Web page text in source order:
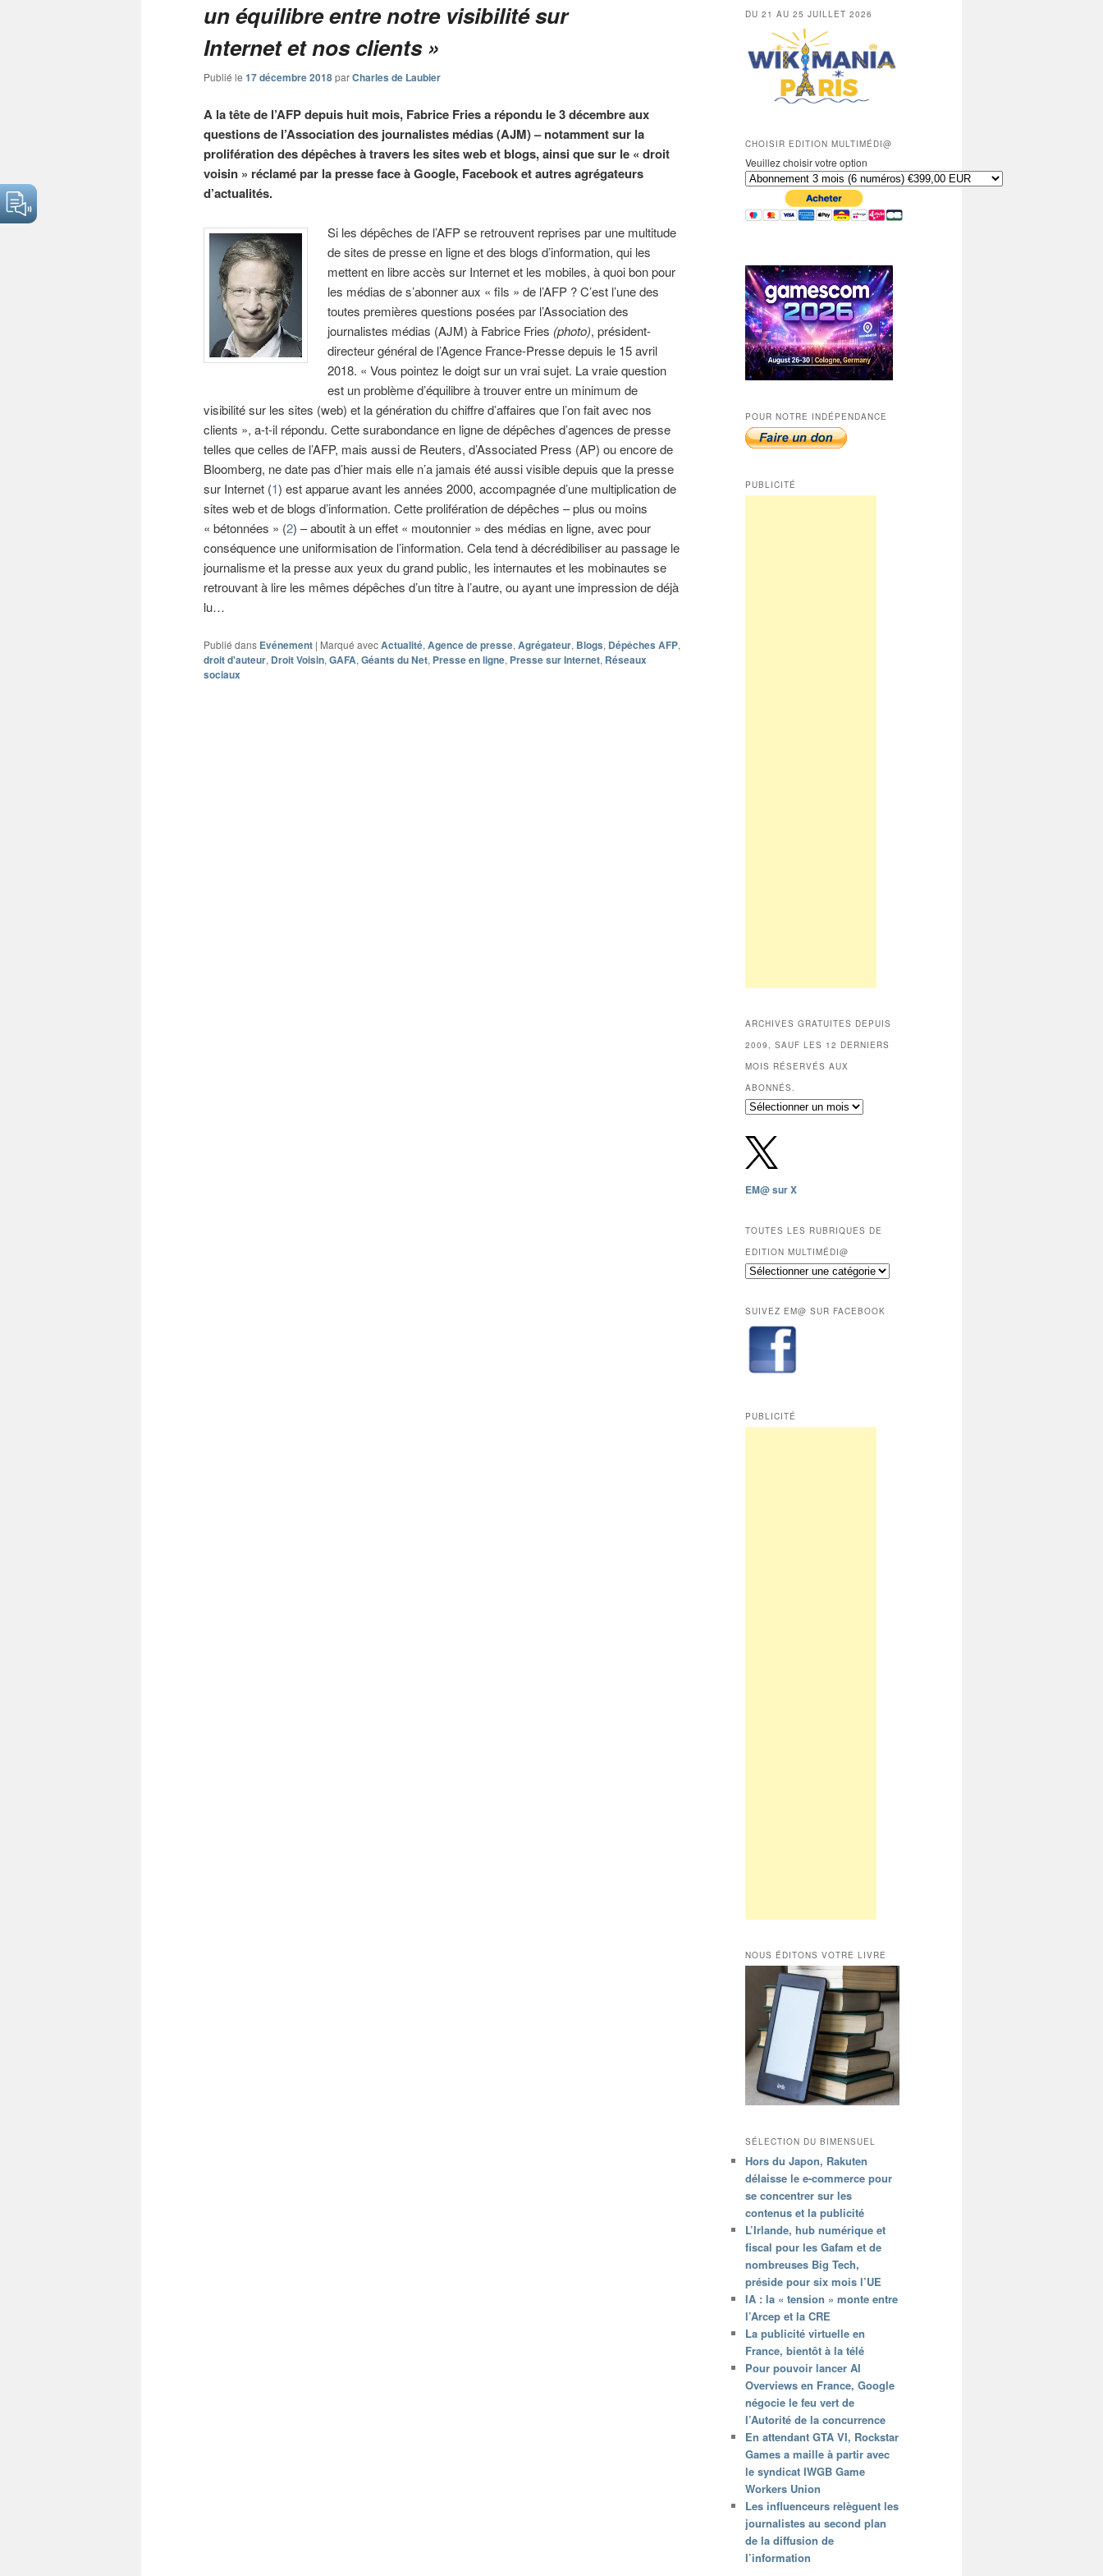
un équilibre entre notre visibilité sur
Internet et nos clients »
Publié le 17 décembre 2018parCharles de Laubier
A la tête de l’AFP depuis huit mois, Fabrice Fries a répondu le 3 décembre aux
questions de l’Association des journalistes médias (AJM) – notamment sur la
prolifération des dépêches à travers les sites web et blogs, ainsi que sur le « droit
voisin » réclamé par la presse face à Google, Facebook et autres agrégateurs
d’actualités.
Si les dépêches de l’AFP se retrouvent reprises par une multitude
de sites de presse en ligne et des blogs d’information, qui les
mettent en libre accès sur Internet et les mobiles, à quoi bon pour
les médias de s’abonner aux « fils » de l’AFP ? C’est l’une des
toutes premières questions posées par l’Association des
journalistes médias (AJM) à Fabrice Fries (photo), président-
directeur général de l’Agence France-Presse depuis le 15 avril
2018. « Vous pointez le doigt sur un vrai sujet. La vraie question
est un problème d’équilibre à trouver entre un minimum de
visibilité sur les sites (web) et la génération du chiffre d’affaires que l’on fait avec nos
clients », a-t-il répondu. Cette surabondance en ligne de dépêches d’agences de presse
telles que celles de l’AFP, mais aussi de Reuters, d’Associated Press (AP) ou encore de
Bloomberg, ne date pas d’hier mais elle n’a jamais été aussi visible depuis que la presse
sur Internet (1) est apparue avant les années 2000, accompagnée d’une multiplication de
sites web et de blogs d’information. Cette prolifération de dépêches – plus ou moins
« bétonnées » (2) – aboutit à un effet « moutonnier » des médias en ligne, avec pour
conséquence une uniformisation de l’information. Cela tend à décrédibiliser au passage le
journalisme et la presse aux yeux du grand public, les internautes et les mobinautes se
retrouvant à lire les mêmes dépêches d’un titre à l’autre, ou ayant une impression de déjà
lu…
Publié dans Evénement | Marqué avecActualité, Agence de presse, Agrégateur, Blogs, Dépêches AFP,
droit d'auteur, Droit Voisin, GAFA, Géants du Net, Presse en ligne, Presse sur Internet, Réseaux
sociaux
DU 21 AU 25 JUILLET 2026
CHOISIR EDITION MULTIMÉDI@
Veuillez choisir votre option
POUR NOTRE INDÉPENDANCE
PUBLICITÉ
ARCHIVES GRATUITES DEPUIS
2009, SAUF LES 12 DERNIERS
MOIS RÉSERVÉS AUX
ABONNÉS.
Archives
depuis
2009,
sauf
les
mois
réservés
aux
abonnés.
EM@ sur X
TOUTES LES RUBRIQUES DE
EDITION MULTIMÉDI@
Toutes
de
Edition
Multimédi@
SUIVEZ EM@ SUR FACEBOOK
PUBLICITÉ
NOUS ÉDITONS VOTRE LIVRE
SÉLECTION DU BIMENSUEL
Hors du Japon, Rakuten
délaisse le e-commerce pour
se concentrer sur les
contenus et la publicité
L’Irlande, hub numérique et
fiscal pour les Gafam et de
nombreuses Big Tech,
préside pour six mois l’UE
IA : la « tension » monte entre
l’Arcep et la CRE
La publicité virtuelle en
France, bientôt à la télé
Pour pouvoir lancer AI
Overviews en France, Google
négocie le feu vert de
l’Autorité de la concurrence
En attendant GTA VI, Rockstar
Games a maille à partir avec
le syndicat IWGB Game
Workers Union
Les influenceurs relèguent les
journalistes au second plan
de la diffusion de
l’information